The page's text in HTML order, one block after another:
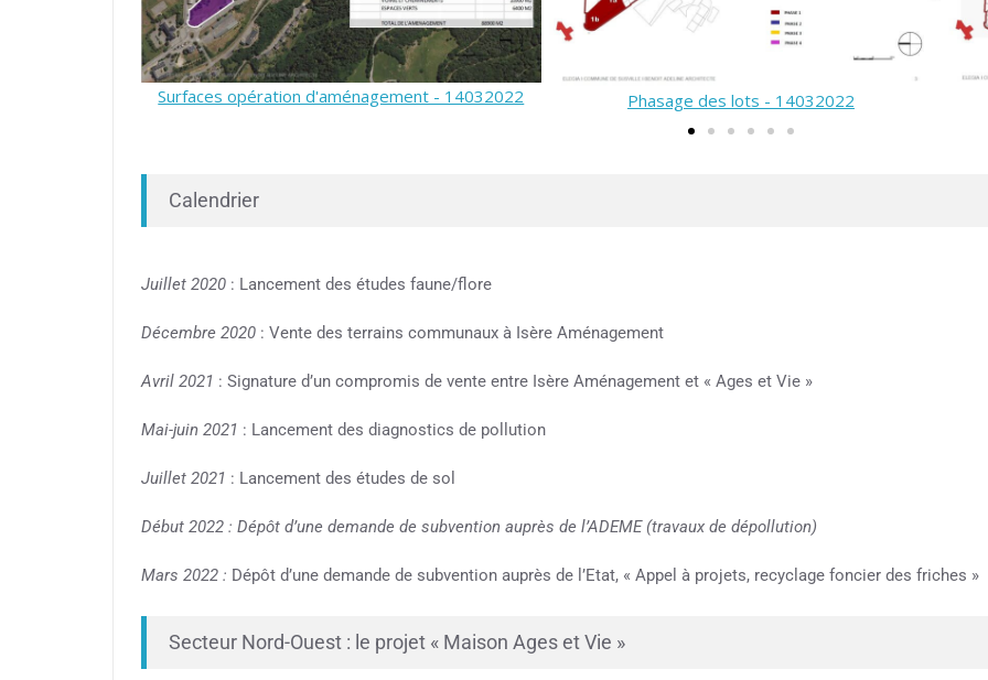
Phasage des lots - 14032022 Plan guide - 14032022
Calendrier
Juillet 2020 : Lancement des études faune/flore
Décembre 2020 : Vente des terrains communaux à Isère Aménagement
Avril 2021 : Signature d’un compromis de vente entre Isère Aménagement et « Ages et Vie »
Mai-juin 2021 : Lancement des diagnostics de pollution
Juillet 2021 : Lancement des études de sol
Début 2022 : Dépôt d’une demande de subvention auprès de l’ADEME (travaux de dépollution)
Mars 2022 : Dépôt d’une demande de subvention auprès de l’Etat, « Appel à projets, recyclage foncier des friches »
Secteur Nord-Ouest : le projet « Maison Ages et Vie »